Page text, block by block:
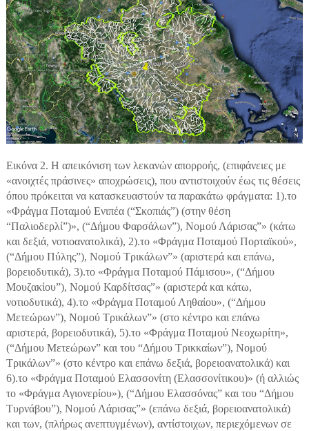
Εικόνα 2. Η απεικόνιση των λεκανών απορροής, (επιφάνειες με
«ανοιχτές πράσινες» αποχρώσεις), που αντιστοιχούν έως τις θέσεις
όπου πρόκειται να κατασκευαστούν τα παρακάτω φράγματα: 1).το
«Φράγμα Ποταμού Ενιπέα (“Σκοπιάς”) (στην θέση
“Παλιοδερλί”)», (“Δήμου Φαρσάλων”), Νομού Λάρισας”» (κάτω
και δεξιά, νοτιοανατολικά), 2).το «Φράγμα Ποταμού Πορταϊκού»,
(“Δήμου Πύλης”), Νομού Τρικάλων”» (αριστερά και επάνω,
βορειοδυτικά), 3).το «Φράγμα Ποταμού Πάμισου», (“Δήμου
Μουζακίου”), Νομού Καρδίτσας”» (αριστερά και κάτω,
νοτιοδυτικά), 4).το «Φράγμα Ποταμού Ληθαίου», (“Δήμου
Μετεώρων”), Νομού Τρικάλων”» (στο κέντρο και επάνω
αριστερά, βορειοδυτικά), 5).το «Φράγμα Ποταμού Νεοχωρίτη»,
(“Δήμου Μετεώρων” και του “Δήμου Τρικκαίων”), Νομού
Τρικάλων”» (στο κέντρο και επάνω δεξιά, βορειοανατολικά) και
6).το «Φράγμα Ποταμού Ελασσονίτη (Ελασσονίτικου)» (ή αλλιώς
το «Φράγμα Αγιονερίου»), (“Δήμου Ελασσόνας” και του “Δήμου
Τυρνάβου”), Νομού Λάρισας”» (επάνω δεξιά, βορειοανατολικά)
και των, (πλήρως ανεπτυγμένων), αντίστοιχων, περιεχόμενων σε